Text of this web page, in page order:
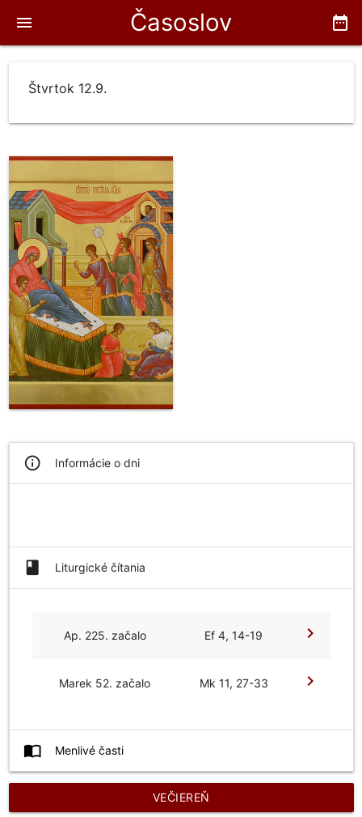
Časoslov date_range
menu
Štvrtok 12.9.
info_outline Informácie o dni
book Liturgické čítania
Ap. 225. začalo Ef 4, 14-19 chevron_right
Marek 52. začalo Mk 11, 27-33 chevron_right
import_contacts Menlivé časti
VEČIEREŇ